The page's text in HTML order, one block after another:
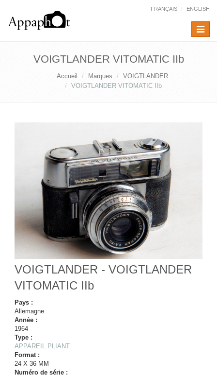
FRANÇAIS ENGLISH
Toggle
VOIGTLANDER VITOMATIC IIb
Accueil Marques
VOIGTLANDER
VOIGTLANDER VITOMATIC IIb
VOIGTLANDER - VOIGTLANDER
VITOMATIC IIb
Pays :
Allemagne
Année :
1964
Type :
APPAREIL PLIANT
Format :
24 X 36 MM
Numéro de série :